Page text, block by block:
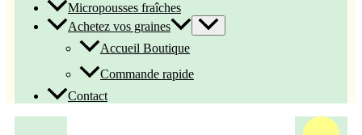
Micropousses fraîches
Achetez vos graines
Accueil Boutique
Commande rapide
Contact